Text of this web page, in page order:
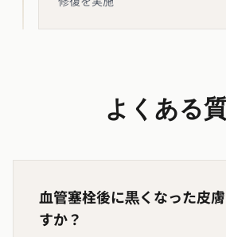
よくある
血管塞栓後に黒くなった皮
すか？